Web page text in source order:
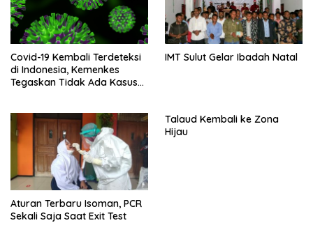
Covid-19 Kembali Terdeteksi
di Indonesia, Kemenkes
Tegaskan Tidak Ada Kasus
IMT Sulut Gelar Ibadah Natal
Aturan Terbaru Isoman, PCR
Sekali Saja Saat Exit Test
Talaud Kembali ke Zona
Hijau